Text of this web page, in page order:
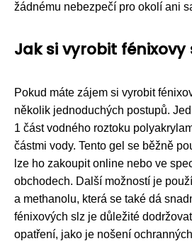
žádnému nebezpečí pro okolí ani
Jak si vyrobit fénixovy
Pokud máte zájem si vyrobit
několik jednoduchých postupů.
1 část vodného roztoku
částmi vody. Tento gel se běžně
lze ho zakoupit online nebo ve
obchodech. Další možností je
a methanolu, která se také dá
fénixových slz je důležité
opatření, jako je nošení